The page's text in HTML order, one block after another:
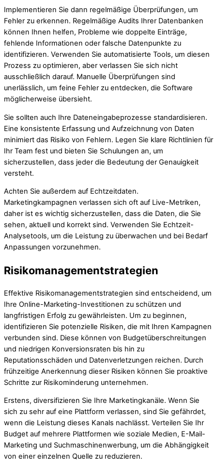
Implementieren Sie dann regelmäßige Überprüfungen, um
Fehler zu erkennen. Regelmäßige Audits Ihrer Datenbanken
können Ihnen helfen, Probleme wie doppelte Einträge,
fehlende Informationen oder falsche Datenpunkte zu
identifizieren. Verwenden Sie automatisierte Tools, um diesen
Prozess zu optimieren, aber verlassen Sie sich nicht
ausschließlich darauf. Manuelle Überprüfungen sind
unerlässlich, um feine Fehler zu entdecken, die Software
möglicherweise übersieht.
Sie sollten auch Ihre Dateneingabeprozesse standardisieren.
Eine konsistente Erfassung und Aufzeichnung von Daten
minimiert das Risiko von Fehlern. Legen Sie klare Richtlinien für
Ihr Team fest und bieten Sie Schulungen an, um
sicherzustellen, dass jeder die Bedeutung der Genauigkeit
versteht.
Achten Sie außerdem auf Echtzeitdaten.
Marketingkampagnen verlassen sich oft auf Live-Metriken,
daher ist es wichtig sicherzustellen, dass die Daten, die Sie
sehen, aktuell und korrekt sind. Verwenden Sie Echtzeit-
Analysetools, um die Leistung zu überwachen und bei Bedarf
Anpassungen vorzunehmen.
Risikomanagementstrategien
Effektive Risikomanagementstrategien sind entscheidend, um
Ihre Online-Marketing-Investitionen zu schützen und
langfristigen Erfolg zu gewährleisten. Um zu beginnen,
identifizieren Sie potenzielle Risiken, die mit Ihren Kampagnen
verbunden sind. Diese können von Budgetüberschreitungen
und niedrigen Konversionsraten bis hin zu
Reputationsschäden und Datenverletzungen reichen. Durch
frühzeitige Anerkennung dieser Risiken können Sie proaktive
Schritte zur Risikominderung unternehmen.
Erstens, diversifizieren Sie Ihre Marketingkanäle. Wenn Sie
sich zu sehr auf eine Plattform verlassen, sind Sie gefährdet,
wenn die Leistung dieses Kanals nachlässt. Verteilen Sie Ihr
Budget auf mehrere Plattformen wie soziale Medien, E-Mail-
Marketing und Suchmaschinenwerbung, um die Abhängigkeit
von einer einzelnen Quelle zu reduzieren.